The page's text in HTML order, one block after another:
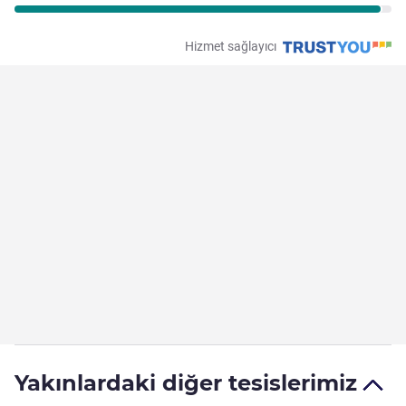
Hizmet sağlayıcı
Yakınlardaki diğer tesislerimiz